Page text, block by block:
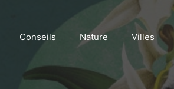
Conseils Nature Villes